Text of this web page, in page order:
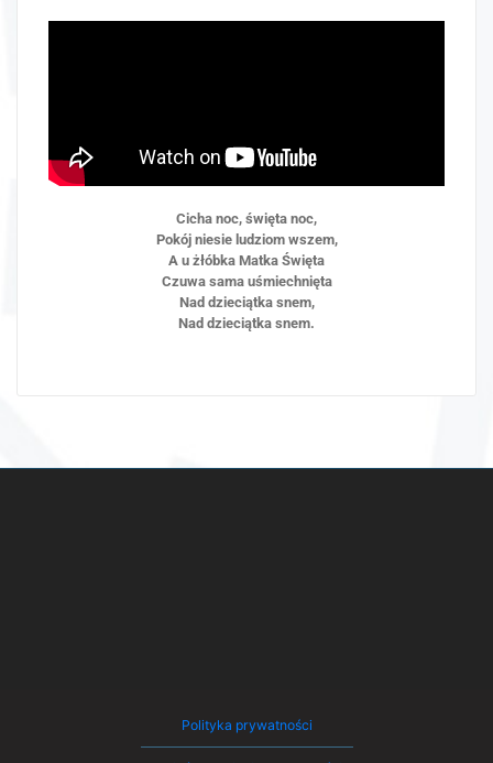
Cicha noc, święta noc,
Pokój niesie ludziom wszem,
A u żłóbka Matka Święta
Czuwa sama uśmiechnięta
Nad dzieciątka snem,
Nad dzieciątka snem.
Polityka prywatności